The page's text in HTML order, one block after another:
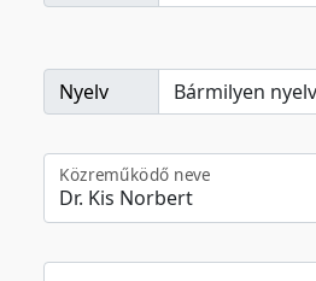
Nyelv
Közreműködő neve